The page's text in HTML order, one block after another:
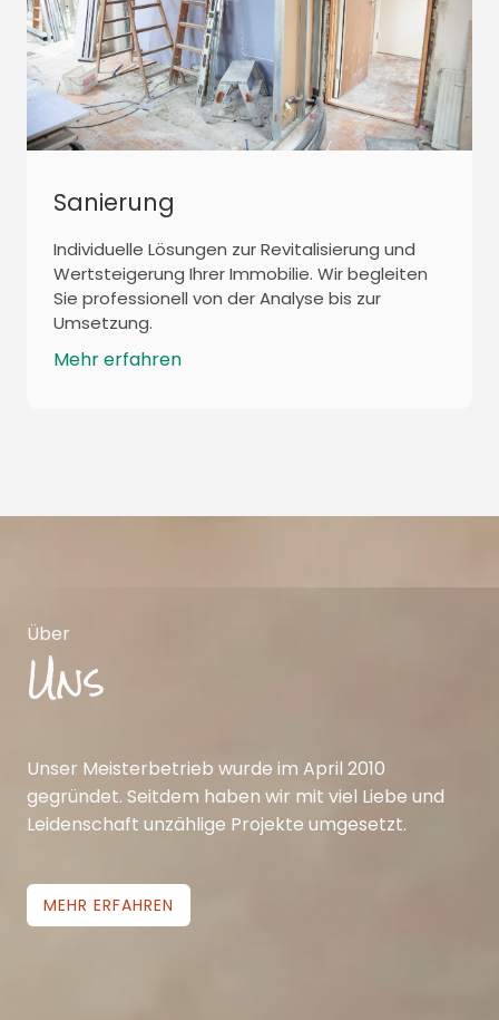
Sanierung
Individuelle Lösungen zur Revitalisierung und
Wertsteigerung Ihrer Immobilie. Wir begleiten
Sie professionell von der Analyse bis zur
Umsetzung.
Mehr erfahren
Über
Uns
Unser Meisterbetrieb wurde im April 2010
gegründet. Seitdem haben wir mit viel Liebe und
Leidenschaft unzählige Projekte umgesetzt.
MEHR ERFAHREN